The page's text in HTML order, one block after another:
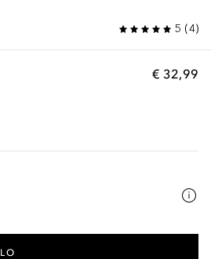
5 (4)
€ 32,99